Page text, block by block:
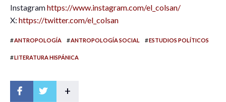
Instagramhttps://www.instagram.com/el_colsan/
X: https://twitter.com/el_colsan
#ANTROPOLOGÍA #ANTROPOLOGÍA SOCIAL #ESTUDIOS POLÍTICOS
#LITERATURA HISPÁNICA
+